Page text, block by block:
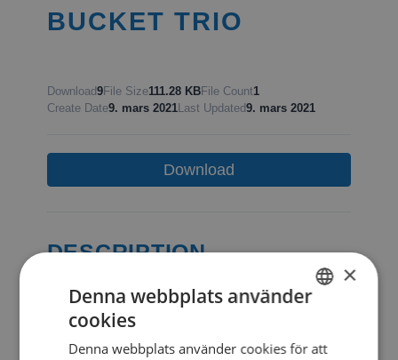
BUCKET TRIO
Download9File Size111.28 KBFile Count1
Create Date9. mars 2021Last Updated9. mars 2021
Download
DESCRIPTION
SIMILAR DOWNLOADS
DANISH
×
Denna webbplats använder
cookies
Denna webbplats använder cookies för att